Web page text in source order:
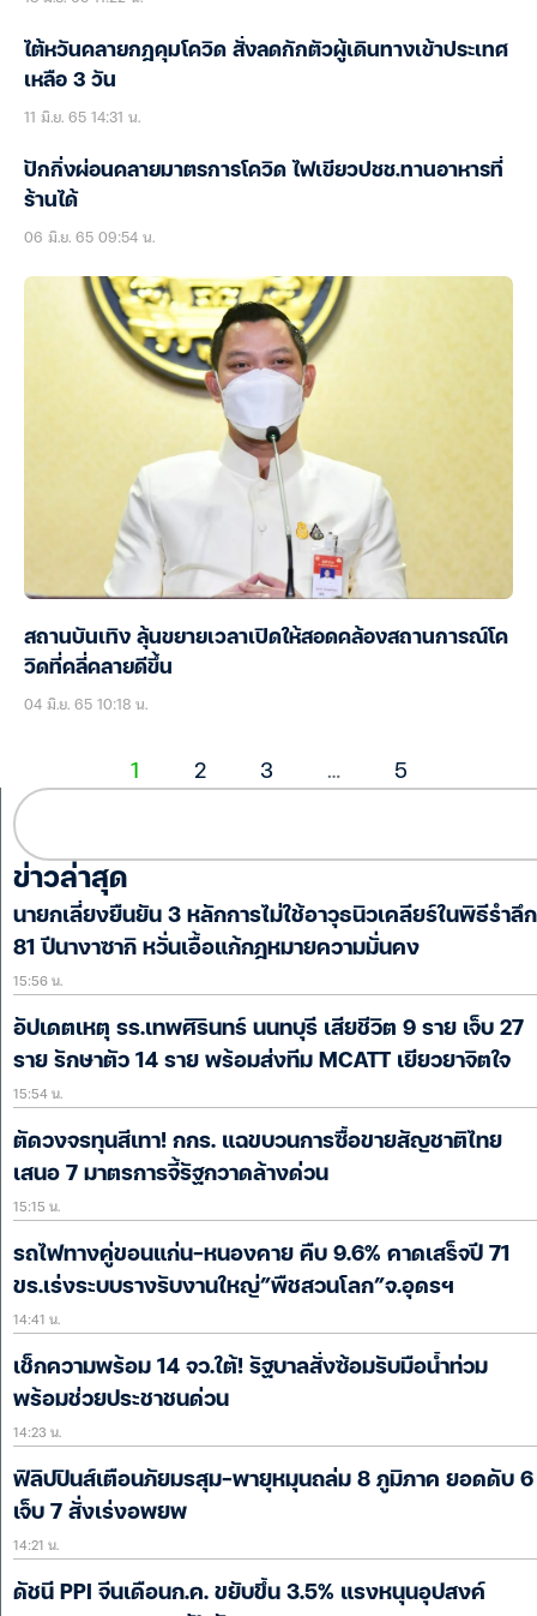
ไต้หวันคลายกฎคุมโควิด สั่งลดกักตัวผู้เดินทางเข้าประเทศ
เหลือ 3 วัน
11 มิ.ย. 65 14:31 น.
ปักกิ่งผ่อนคลายมาตรการโควิด ไฟเขียวปชช.ทานอาหารที่
ร้านได้
06 มิ.ย. 65 09:54 น.
สถานบันเทิง ลุ้นขยายเวลาเปิดให้สอดคล้องสถานการณ์โค
วิดที่คลี่คลายดีขึ้น
04 มิ.ย. 65 10:18 น.
1 2 3 … 5
ข่าวล่าสุด
นายกเลี่ยงยืนยัน 3 หลักการไม่ใช้อาวุธนิวเคลียร์ในพิธีรำลึก
81 ปีนางาซากิ หวั่นเอื้อแก้กฎหมายความมั่นคง
15:56 น.
อัปเดตเหตุ รร.เทพศิรินทร์ นนทบุรี เสียชีวิต 9 ราย เจ็บ 27
ราย รักษาตัว 14 ราย พร้อมส่งทีม MCATT เยียวยาจิตใจ
15:54 น.
ตัดวงจรทุนสีเทา! กกร. แฉขบวนการซื้อขายสัญชาติไทย
เสนอ 7 มาตรการจี้รัฐกวาดล้างด่วน
15:15 น.
รถไฟทางคู่ขอนแก่น-หนองคาย คืบ 9.6% คาดเสร็จปี 71
ขร.เร่งระบบรางรับงานใหญ่”พืชสวนโลก”จ.อุดรฯ
14:41 น.
เช็กความพร้อม 14 จว.ใต้! รัฐบาลสั่งซ้อมรับมือน้ำท่วม
พร้อมช่วยประชาชนด่วน
14:23 น.
ฟิลิปปินส์เตือนภัยมรสุม-พายุหมุนถล่ม 8 ภูมิภาค ยอดดับ 6
เจ็บ 7 สั่งเร่งอพยพ
14:21 น.
ดัชนี PPI จีนเดือนก.ค. ขยับขึ้น 3.5% แรงหนุนอุปสงค์